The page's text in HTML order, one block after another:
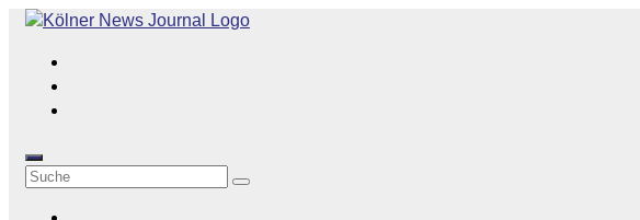
Zum
springen